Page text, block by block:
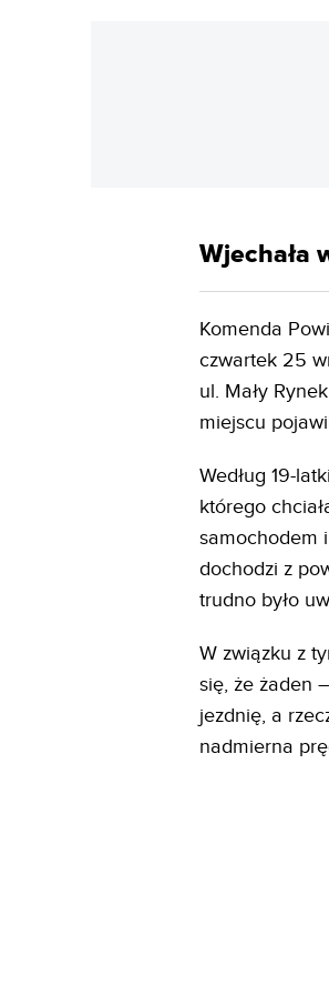
Wjechała
Komenda
czwartek 25
ul. Mały
miejscu
Według 19-
którego
samochodem
dochodzi z
trudno było
W związku z
się, że żaden
jezdnię, a
nadmierna